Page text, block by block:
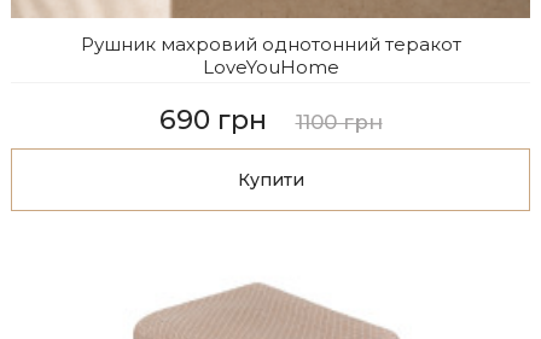
Рушник махровий однотонний теракот
LoveYouHome
690 грн 1100 грн
Купити